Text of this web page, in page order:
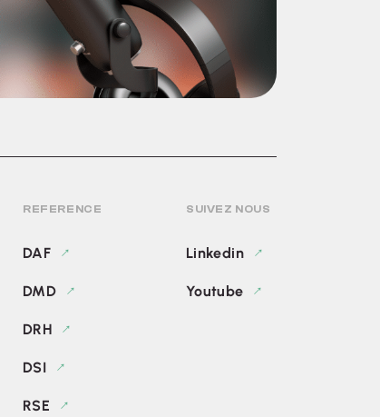
REFERENCE
DAF
DMD
DRH
DSI
RSE
SUIVEZ NOUS
Linkedin
Youtube